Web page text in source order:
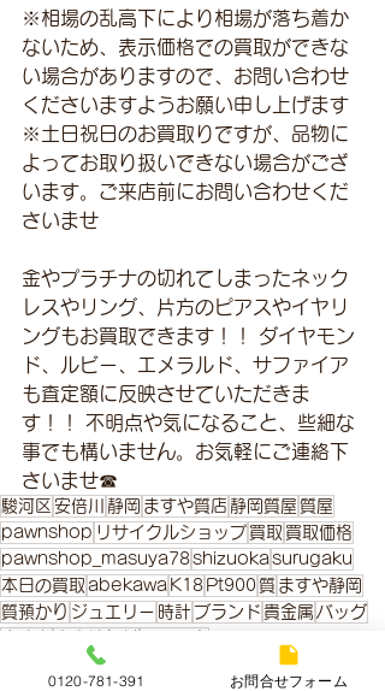
※相場の乱高下により相場が落ち着か
ないため、表示価格での買取ができな
い場合がありますので、お問い合わせ
くださいますようお願い申し上げます
※土日祝日のお買取りですが、品物に
よってお取り扱いできない場合がござ
います。ご来店前にお問い合わせくだ
さいませ
金やプラチナの切れてしまったネック
レスやリング、片方のピアスやイヤリ
ングもお買取できます！！ ダイヤモン
ド、ルビー、エメラルド、サファイア
も査定額に反映させていただきま
す！！ 不明点や気になること、些細な
事でも構いません。お気軽にご連絡下
さいませ☎
駿河区 安倍川 静岡 ますや質店 静岡質屋 質屋
pawnshop リサイクルショップ 買取 買取価格
pawnshop_masuya78shizuokasurugaku
本日の買取 abekawa K18 Pt900質 ますや静岡
質預かり ジュエリー 時計 ブランド 貴金属 バッグ
0120-781-391 お問合せフォーム